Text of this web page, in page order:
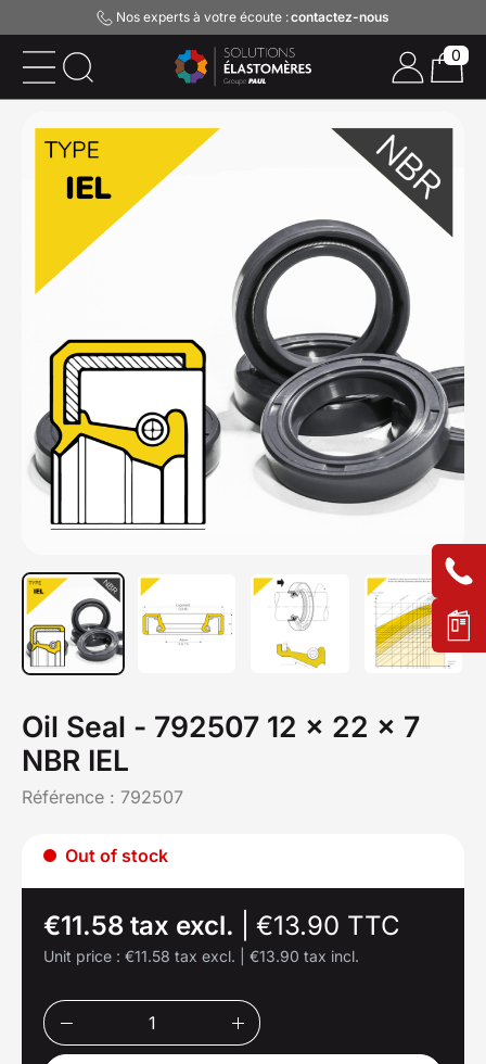
Nos experts à votre écoute :contactez-nous
Oil Seal - 792507 12 x 22 x 7
NBR IEL
Référence : 792507
Out of stock
€11.58 tax excl. €13.90 TTC
Unit price : €11.58 tax excl. €13.90 tax incl.
0